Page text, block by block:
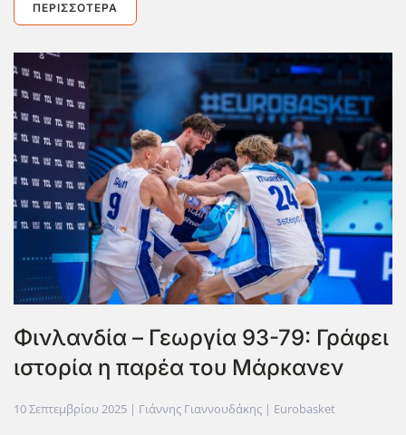
ΠΕΡΙΣΣΌΤΕΡΑ
Φινλανδία – Γεωργία 93-79: Γράφει
ιστορία η παρέα του Μάρκανεν
10 Σεπτεμβρίου 2025 | Γιάννης Γιαννουδάκης | Eurobasket